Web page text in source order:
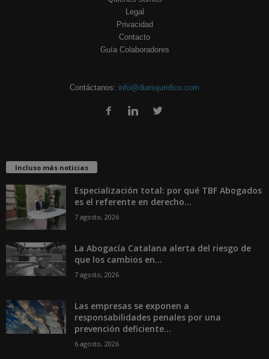
Legal
Privacidad
Contacto
Guía Colaboradores
Contáctanos: info@diariojuridico.com
Incluso más noticias
Especialización total: por qué TBF Abogados
es el referente en derecho...
7 agosto, 2026
La Abogacía Catalana alerta del riesgo de
que los cambios en...
7 agosto, 2026
Las empresas se exponen a
responsabilidades penales por una
prevención deficiente...
6 agosto, 2026